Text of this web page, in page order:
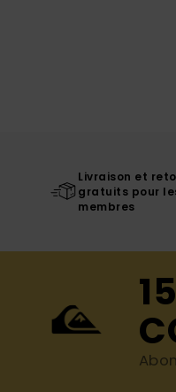
Livraison et
gratuits pour
membres